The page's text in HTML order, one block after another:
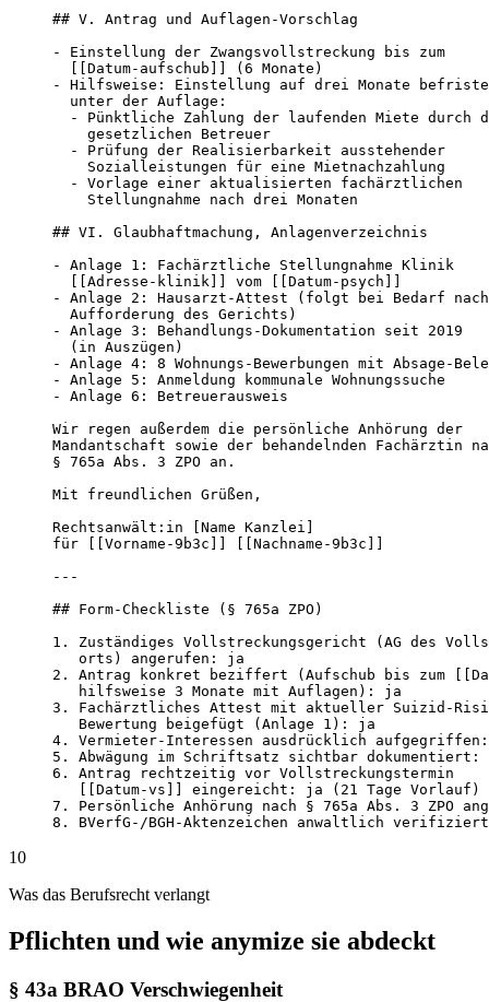
## V. Antrag und Auflagen-Vorschlag
- Einstellung der Zwangsvollstreckung bis zum
  [[Datum-aufschub]] (6 Monate)
- Hilfsweise: Einstellung auf drei Monate
  unter der Auflage:
- Pünktliche Zahlung der laufenden Miete durch
    gesetzlichen Betreuer
  - Prüfung der Realisierbarkeit ausstehender
    Sozialleistungen für eine Mietnachzahlung
  - Vorlage einer aktualisierten fachärztlichen
    Stellungnahme nach drei Monaten
## VI. Glaubhaftmachung, Anlagenverzeichnis
- Anlage 1: Fachärztliche Stellungnahme Klinik
  [[Adresse-klinik]] vom [[Datum-psych]]
- Anlage 2: Hausarzt-Attest (folgt bei Bedarf nach
  Aufforderung des Gerichts)
- Anlage 3: Behandlungs-Dokumentation seit 2019
  (in Auszügen)
- Anlage 4: 8 Wohnungs-Bewerbungen mit Absage-
- Anlage 5: Anmeldung kommunale Wohnungssuche
- Anlage 6: Betreuerausweis
Wir regen außerdem die persönliche Anhörung der
Mandantschaft sowie der behandelnden Fachärztin
§ 765a Abs. 3 ZPO an.
Mit freundlichen Grüßen,
Rechtsanwält:in [Name Kanzlei]
für [[Vorname-9b3c]] [[Nachname-9b3c]]
---
## Form-Checkliste (§ 765a ZPO)
1. Zuständiges Vollstreckungsgericht (AG des
   orts) angerufen: ja
2. Antrag konkret beziffert (Aufschub bis zum
   hilfsweise 3 Monate mit Auflagen): ja
3. Fachärztliches Attest mit aktueller Suizid-
   Bewertung beigefügt (Anlage 1): ja
4. Vermieter-Interessen ausdrücklich
5. Abwägung im Schriftsatz sichtbar dokumentiert:
6. Antrag rechtzeitig vor Vollstreckungstermin
   [[Datum-vs]] eingereicht: ja (21 Tage Vorlauf)
7. Persönliche Anhörung nach § 765a Abs. 3 ZPO
8. BVerfG-/BGH-Aktenzeichen anwaltlich
10
Was das Berufsrecht verlangt
Pflichten und wie anymize sie abdeckt
§ 43a BRAO Verschwiegenheit